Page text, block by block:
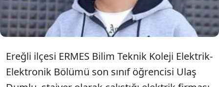
Ereğli ilçesi ERMES Bilim Teknik Koleji Elektrik-
Elektronik Bölümü son sınıf öğrencisi Ulaş